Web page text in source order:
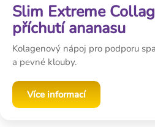
Slim Extreme
příchutí ananasu
Kolagenový nápoj pro podporu
a pevné klouby.
Více informací